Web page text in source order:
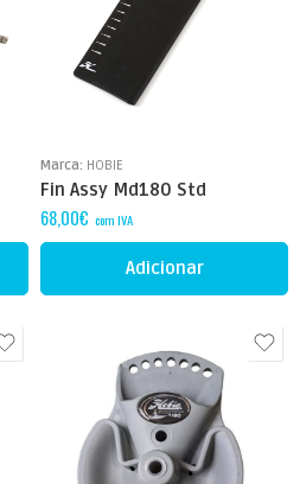
Marca: HOBIE
Fin Assy Md180 Std
68,00€ com IVA
Adicionar